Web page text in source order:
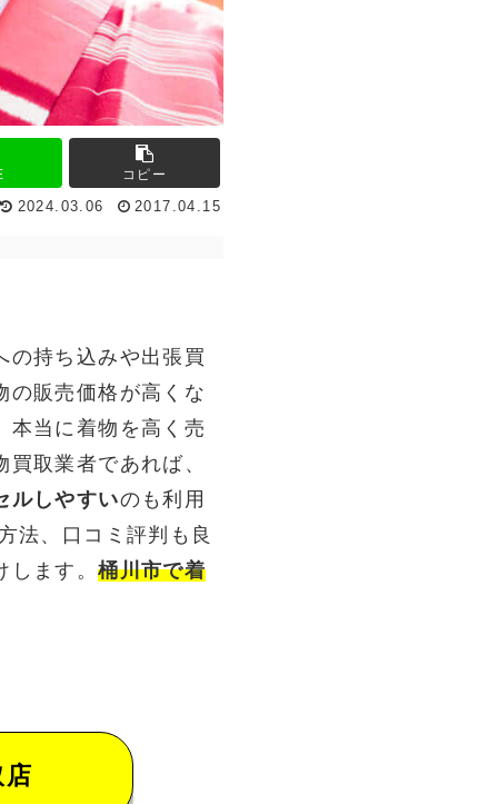
コピー
2024.03.06 2017.04.15
の持ち込みや出張買
の販売価格が高くな
本当に着物を高く売
取業者であれば、
ルしやすいのも利用
法、口コミ評判も良
します。桶川市で着